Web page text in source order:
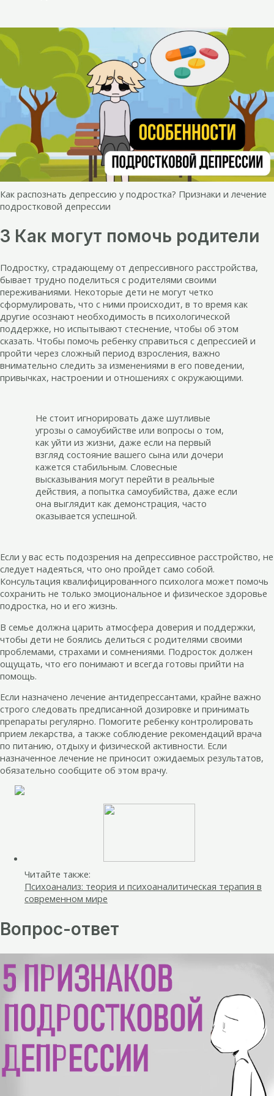
Как распознать депрессию у подростка? Признаки и лечение
подростковой депрессии
3 Как могут помочь родители
Подростку, страдающему от депрессивного расстройства,
бывает трудно поделиться с родителями своими
переживаниями. Некоторые дети не могут четко
сформулировать, что с ними происходит, в то время как
другие осознают необходимость в психологической
поддержке, но испытывают стеснение, чтобы об этом
сказать. Чтобы помочь ребенку справиться с депрессией и
пройти через сложный период взросления, важно
внимательно следить за изменениями в его поведении,
привычках, настроении и отношениях с окружающими.
Не стоит игнорировать даже шутливые
угрозы о самоубийстве или вопросы о том,
как уйти из жизни, даже если на первый
взгляд состояние вашего сына или дочери
кажется стабильным. Словесные
высказывания могут перейти в реальные
действия, а попытка самоубийства, даже если
она выглядит как демонстрация, часто
оказывается успешной.
Если у вас есть подозрения на депрессивное расстройство, не
следует надеяться, что оно пройдет само собой.
Консультация квалифицированного психолога может помочь
сохранить не только эмоциональное и физическое здоровье
подростка, но и его жизнь.
В семье должна царить атмосфера доверия и поддержки,
чтобы дети не боялись делиться с родителями своими
проблемами, страхами и сомнениями. Подросток должен
ощущать, что его понимают и всегда готовы прийти на
помощь.
Если назначено лечение антидепрессантами, крайне важно
строго следовать предписанной дозировке и принимать
препараты регулярно. Помогите ребенку контролировать
прием лекарства, а также соблюдение рекомендаций врача
по питанию, отдыху и физической активности. Если
назначенное лечение не приносит ожидаемых результатов,
обязательно сообщите об этом врачу.
Читайте также:
Психоанализ: теория и психоаналитическая терапия в
современном мире
Вопрос-ответ